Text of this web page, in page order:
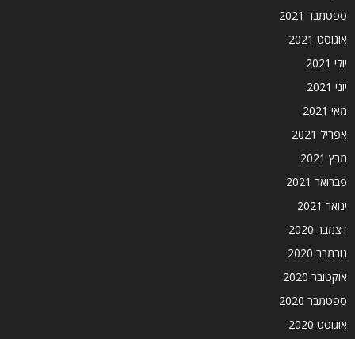
ספטמבר 2021
אוגוסט 2021
יולי 2021
יוני 2021
מאי 2021
אפריל 2021
מרץ 2021
פברואר 2021
ינואר 2021
דצמבר 2020
נובמבר 2020
אוקטובר 2020
ספטמבר 2020
אוגוסט 2020